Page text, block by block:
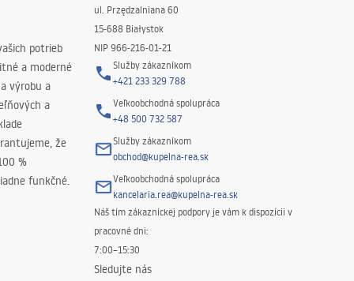
potrieb
a moderné
výrobu a
a
že
%
funkčné.
ul. Przędzalniana 60
15-688 Białystok
NIP 966-216-01-21
Služby zákazníkom
+421 233 329 788
Veľkoobchodná spolupráca
+48 500 732 587
Služby zákazníkom
obchod@kupelna-rea.sk
Veľkoobchodná spolupráca
kancelaria.rea@kupelna-rea.sk
Náš tím zákazníckej podpory je vám k dispozícii v
pracovné dni:
7:00–15:30
Sledujte nás